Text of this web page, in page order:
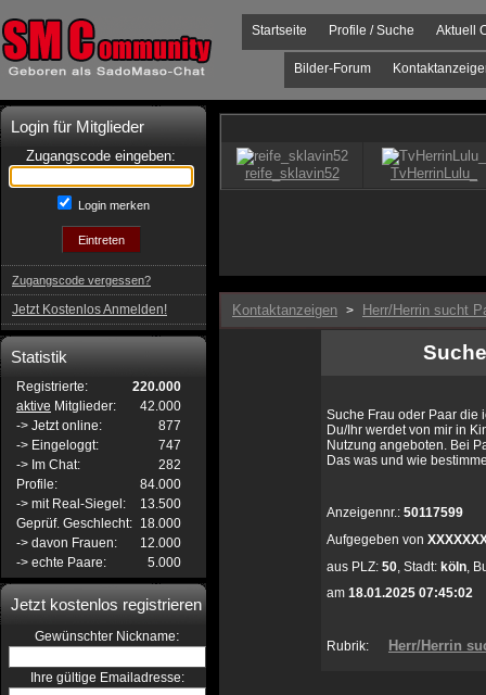
Aktuell
Profile / Suche
Startseite
Bilder-Forum
Login für Mitglieder
Zugangscode eingeben:
Login merken
Zugangscode vergessen?
Jetzt Kostenlos Anmelden!
Statistik
Registrierte:
220.000
aktive Mitglieder:
42.000
-> Jetzt online:
877
-> Eingeloggt:
747
-> Im Chat:
282
Profile:
84.000
-> mit Real-Siegel:
13.500
Geprüf. Geschlecht: 18.000
-> davon Frauen:
12.000
-> echte Paare:
5.000
Jetzt kostenlos registrieren
Gewünschter Nickname:
Ihre gültige Emailadresse:
Kontaktanzeigen > Herr/Herrin sucht
Suche Frau oder Paar die
Du/Ihr werdet von mir in
Nutzung angeboten. Bei
Das was und wie
Anzeigennr.: 50117599
Aufgegeben von
aus PLZ: 50, Stadt: köln,
am 18.01.2025 07:45:02
Rubrik: Herr/Herrin